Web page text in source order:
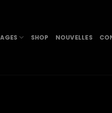
SHOP NOUVELLES